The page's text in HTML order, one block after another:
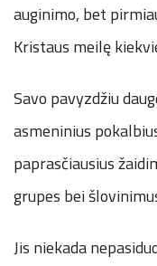
auginimo, bet
Kristaus meilę
Savo pavyzdžiu
asmeninius
paprasčiausius
grupes bei
Jis niekada